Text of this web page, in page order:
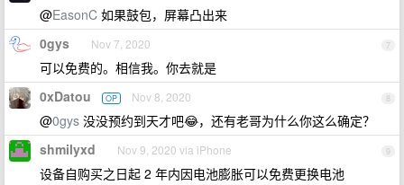
@EasonC 如果鼓包，屏幕凸出来
7
0gys Nov 7, 2020
可以免费的。相信我。你去就是
8
0xDatou OP Nov 8, 2020
@0gys 没没预约到天才吧😂，还有老哥为什么你这么确定？
9
shmilyxd Nov 9, 2020 via iPhone
设备自购买之日起 2 年内因电池膨胀可以免费更换电池